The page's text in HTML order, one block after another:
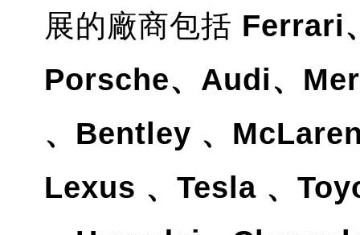
展的廠商包括 Ferrari
Porsche、Audi、
、Bentley 、
Lexus 、Tesla 、